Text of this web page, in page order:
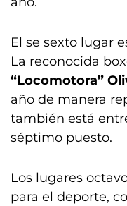
El se sexto lugar
La reconocida
“Locomotora”
año de manera
también está
séptimo puesto.
Los lugares
para el deporte,